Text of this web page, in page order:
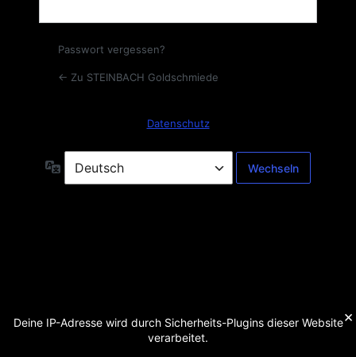
Passwort vergessen?
← Zu STEINBACH Goldschmiede
Datenschutz
Sprache
Deine IP-Adresse wird durch Sicherheits-Plugins dieser Website
verarbeitet.
×